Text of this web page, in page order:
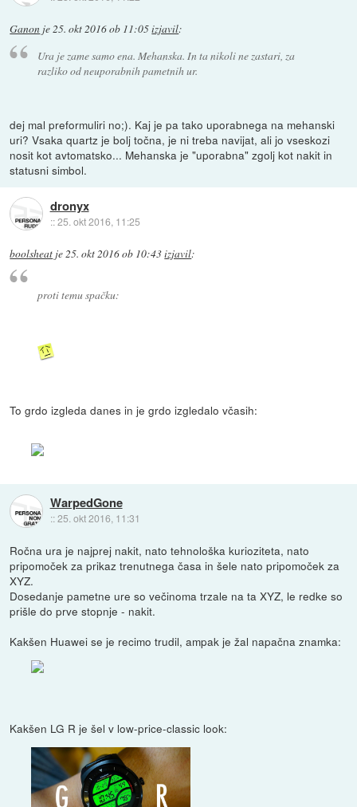
Ganon je25. okt 2016 ob 11:05izjavil:
Ura je zame samo ena. Mehanska. In ta nikoli ne zastari, za
razliko od neuporabnih pametnih ur.
dej mal preformuliri no;). Kaj je pa tako uporabnega na mehanski
uri? Vsaka quartz je bolj točna, je ni treba navijat, ali jo vseskozi
nosit kot avtomatsko... Mehanska je "uporabna" zgolj kot nakit in
statusni simbol.
dronyx
::25. okt 2016, 11:25
boolsheat je25. okt 2016 ob 10:43izjavil:
proti temu spačku:
To grdo izgleda danes in je grdo izgledalo včasih:
WarpedGone
::25. okt 2016, 11:31
Ročna ura je najprej nakit, nato tehnološka kurioziteta, nato
pripomoček za prikaz trenutnega časa in šele nato pripomoček za
XYZ.
Dosedanje pametne ure so večinoma trzale na ta XYZ, le redke so
prišle do prve stopnje - nakit.
Kakšen Huawei se je recimo trudil, ampak je žal napačna znamka:
Kakšen LG R je šel v low-price-classic look: